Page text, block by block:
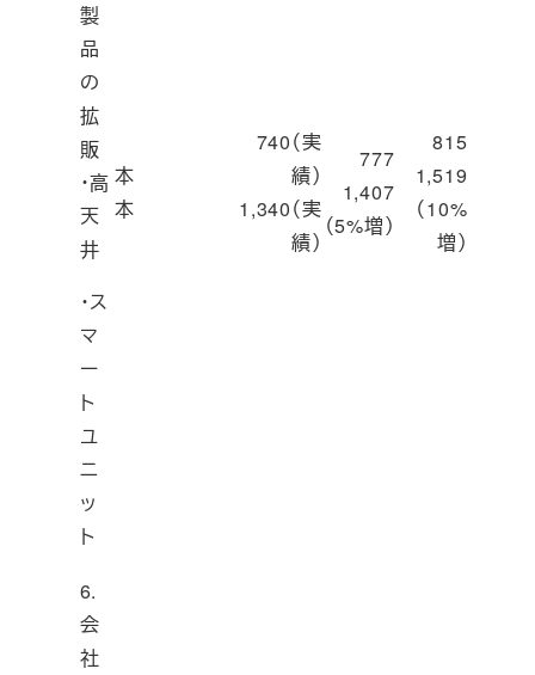
製
品
の
拡
販
・高
天
井
・ス
マ
ー
ト
ユ
ニ
ッ
ト
本
本
740（実
績）
1,340（実
績）
777
1,407
（5%増）
815
1,519
（10%
増）
6.
会
社